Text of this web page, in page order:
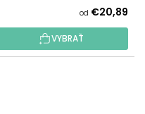
od €20,89
VYBRAŤ